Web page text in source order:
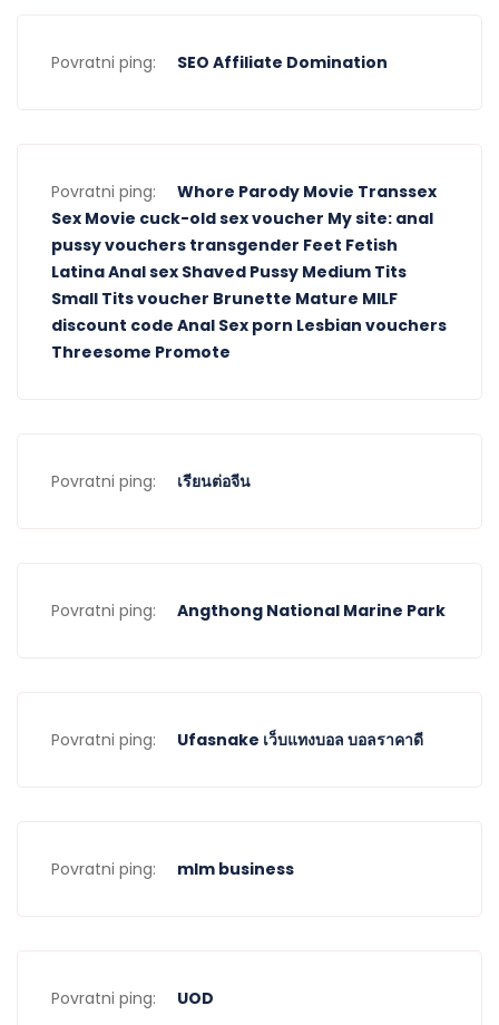
Povratni ping: SEO Affiliate Domination
Povratni ping:
Whore Parody Movie Transsex
Sex Movie cuck-old sex voucher My site: anal
pussy vouchers transgender Feet Fetish
Latina Anal sex Shaved Pussy Medium Tits
Small Tits voucher Brunette Mature MILF
discount code Anal Sex porn Lesbian vouchers
Threesome Promote
Povratni ping: เรียนต่อจีน
Povratni ping: Angthong National Marine Park
Povratni ping: Ufasnake เว็บแทงบอล บอลราคาดี
Povratni ping: mlm business
Povratni ping: UOD